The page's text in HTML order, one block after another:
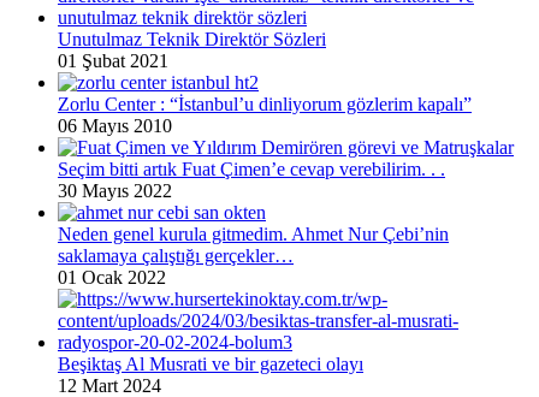
Unutulmaz Teknik Direktör Sözleri
01 Şubat 2021
Zorlu Center : “İstanbul’u dinliyorum gözlerim kapalı”
06 Mayıs 2010
Seçim bitti artık Fuat Çimen’e cevap verebilirim. . .
30 Mayıs 2022
Neden genel kurula gitmedim. Ahmet Nur Çebi’nin
saklamaya çalıştığı gerçekler…
01 Ocak 2022
Beşiktaş Al Musrati ve bir gazeteci olayı
12 Mart 2024